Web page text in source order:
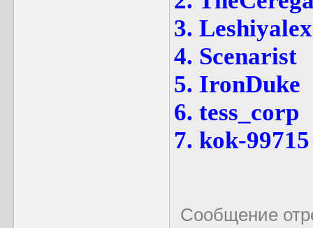
3. Leshiyalex
4. Scenarist
5. IronDuke
6. tess_corp
7. kok-99715
Сообщение